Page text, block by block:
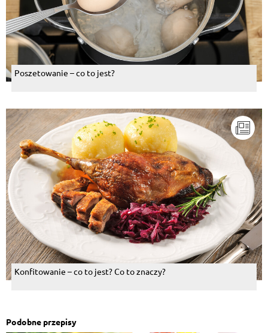
Poszetowanie – co to jest?
Konfitowanie – co to jest? Co to znaczy?
Podobne przepisy